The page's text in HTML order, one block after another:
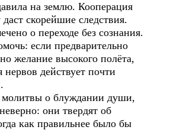
на землю. Кооперация
скорейшие следствия.
о переходе без сознания.
если предварительно
желание высокого полёта,
нервов действует почти
о блуждании души,
они твердят об
как правильнее было бы